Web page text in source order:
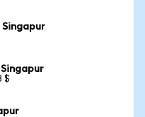
Singapur
$